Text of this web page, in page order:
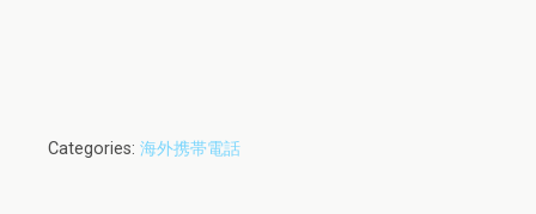
Categories: 海外携帯電話